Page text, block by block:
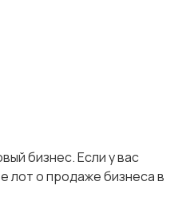
бизнес. Если у вас
лот о продаже бизнеса в